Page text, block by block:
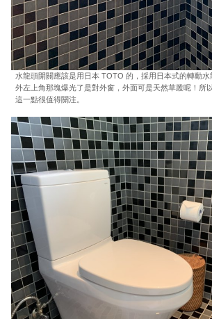
水龍頭開關應該是用日本 TOTO 的，採用日本式的轉動
外左上角那塊爆光了是對外窗，外面可是天然草叢呢！所
這一點很值得關注。